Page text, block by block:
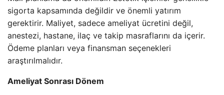
sigorta kapsamında değildir ve önemli yatırım
gerektirir. Maliyet, sadece ameliyat ücretini değil,
anestezi, hastane, ilaç ve takip masraflarını da içerir.
Ödeme planları veya finansman seçenekleri
araştırılmalıdır.
Ameliyat Sonrası Dönem